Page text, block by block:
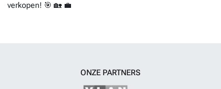
verkopen! 🎯 🏡 💼
ONZE PARTNERS